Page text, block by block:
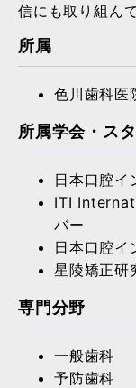
信にも取り組ん
所属
色川歯科医
所属学会・ス
日本口腔
ITI
バー
日本口腔イ
星陵矯正研
専門分野
一般歯科
予防歯科